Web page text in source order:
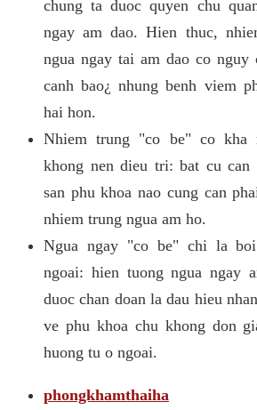
chung ta duoc quyen chu
ngay am dao. Hien thuc,
ngua ngay tai am dao co nguy
canh bao¿ nhung benh viem
hai hon.
Nhiem trung "co be" co kha
khong nen dieu tri: bat cu can
san phu khoa nao cung can
nhiem trung ngua am ho.
Ngua ngay "co be" chi la
ngoai: hien tuong ngua ngay
duoc chan doan la dau hieu
ve phu khoa chu khong don
huong tu o ngoai.
phongkhamthaiha